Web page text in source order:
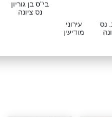
נס
עירוני
מודיעין
בי"ס בן גוריון
נס ציונה